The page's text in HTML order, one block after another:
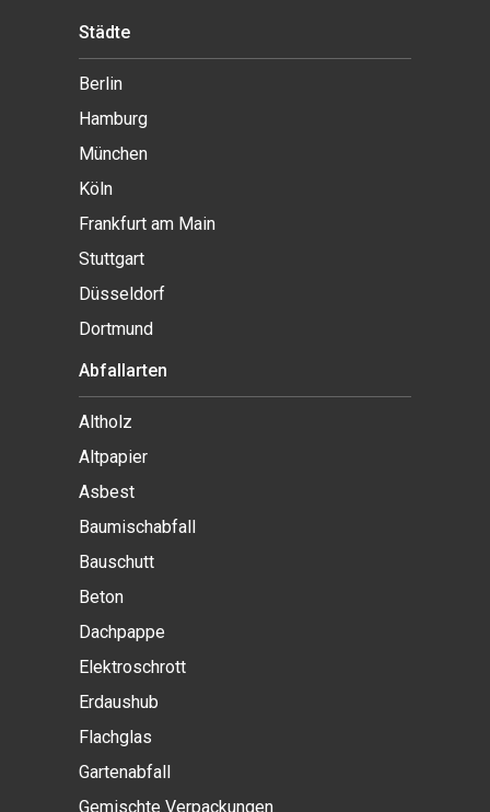
Städte
Berlin
Hamburg
München
Köln
Frankfurt am Main
Stuttgart
Düsseldorf
Dortmund
Abfallarten
Altholz
Altpapier
Asbest
Baumischabfall
Bauschutt
Beton
Dachpappe
Elektroschrott
Erdaushub
Flachglas
Gartenabfall
Gemischte Verpackungen